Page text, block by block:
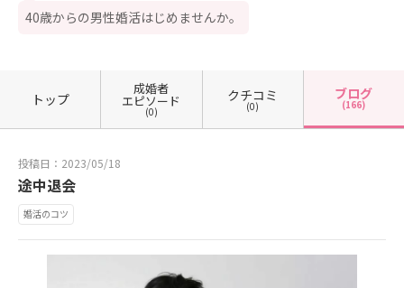
40歳からの男性婚活はじめませんか。
トップ
成婚者
エピソード
(0)
クチコミ
(0)
ブログ
(166)
投稿日：2023/05/18
途中退会
婚活のコツ